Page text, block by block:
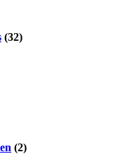
(32)
(2)